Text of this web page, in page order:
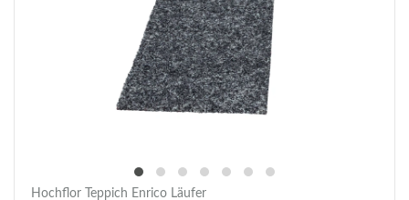
Hochflor Teppich Enrico Läufer